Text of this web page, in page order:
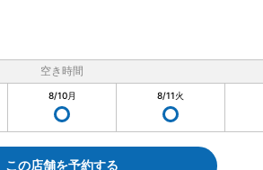
空き時間
8/10月 8/11火
この店舗を予約する